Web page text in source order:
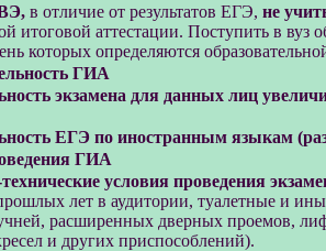
в отличие от результатов ЕГЭ, не
итоговой аттестации. Поступить в
которых определяются
ГИА
экзамена для данных лиц
ЕГЭ по иностранным языкам
ГИА
условия проведения
лет в аудитории, туалетные и
расширенных дверных проемов,
и других приспособлений).